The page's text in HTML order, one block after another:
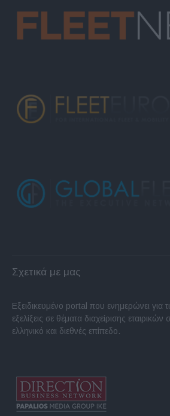
Σχετικά με μας
Εξειδικευμένο portal που ενημερώνει για
εξελίξεις σε θέματα διαχείρισης
ελληνικό και διεθνές επίπεδο.